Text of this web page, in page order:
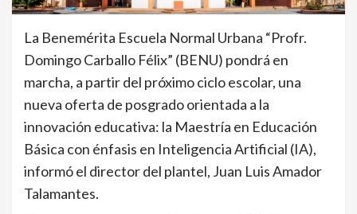
La Benemérita Escuela Normal Urbana “Profr.
Domingo Carballo Félix” (BENU) pondrá en
marcha, a partir del próximo ciclo escolar, una
nueva oferta de posgrado orientada a la
innovación educativa: la Maestría en Educación
Básica con énfasis en Inteligencia Artificial (IA),
informó el director del plantel, Juan Luis Amador
Talamantes.